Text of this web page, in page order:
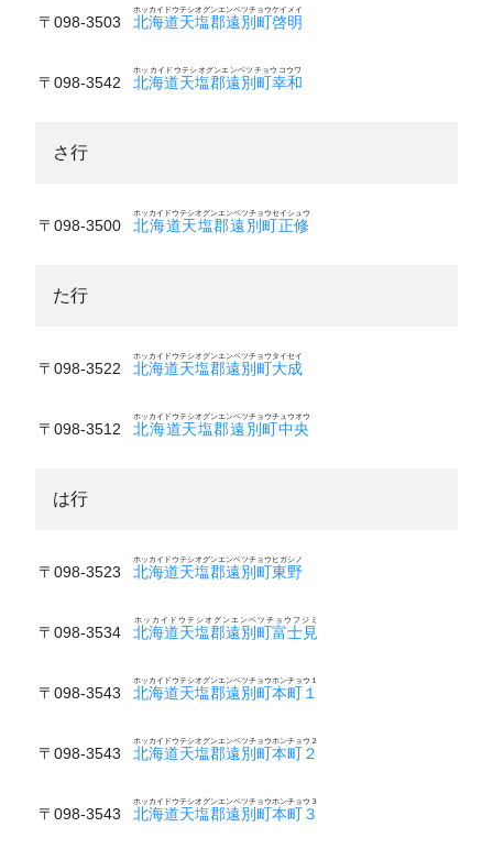
〒098-3503 北海道天塩郡遠別町啓明
ホッカイドウテシオグンエンベツチョウケイメイ
〒098-3542 北海道天塩郡遠別町幸和
ホッカイドウテシオグンエンベツチョウコウワ
さ行
〒098-3500 北海道天塩郡遠別町正修
ホッカイドウテシオグンエンベツチョウセイシュウ
た行
〒098-3522 北海道天塩郡遠別町大成
ホッカイドウテシオグンエンベツチョウタイセイ
〒098-3512 北海道天塩郡遠別町中央
ホッカイドウテシオグンエンベツチョウチュウオウ
は行
〒098-3523 北海道天塩郡遠別町東野
ホッカイドウテシオグンエンベツチョウヒガシノ
〒098-3534 北海道天塩郡遠別町富士見
ホッカイドウテシオグンエンベツチョウフジミ
〒098-3543 北海道天塩郡遠別町本町１
ホッカイドウテシオグンエンベツチョウホンチョウ１
〒098-3543 北海道天塩郡遠別町本町２
ホッカイドウテシオグンエンベツチョウホンチョウ２
〒098-3543 北海道天塩郡遠別町本町３
ホッカイドウテシオグンエンベツチョウホンチョウ３